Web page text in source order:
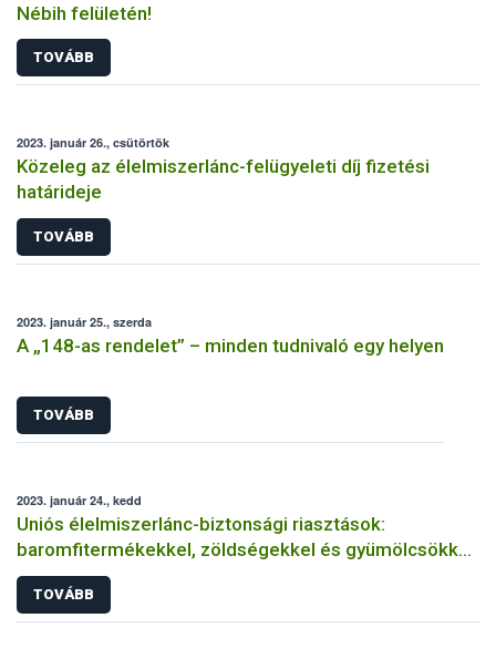
Nébih felületén!
TOVÁBB
2023. január 26., csütörtök
Közeleg az élelmiszerlánc-felügyeleti díj fizetési
határideje
TOVÁBB
2023. január 25., szerda
A „148-as rendelet” – minden tudnivaló egy helyen
TOVÁBB
2023. január 24., kedd
Uniós élelmiszerlánc-biztonsági riasztások:
baromfitermékekkel, zöldségekkel és gyümölcsökkel
volt a legtöbb gond
TOVÁBB